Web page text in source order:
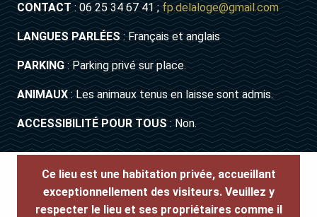
CONTACT: 06 25 34 67 41 ;fp.delaloge@gmail.com
LANGUES PARLÉES: Français et anglais
PARKING: Parking privé sur place.
ANIMAUX: Les animaux tenus en laisse sont admis.
ACCESSIBILITÉ POUR TOUS: Non.
Ce lieu est une habitation privée, accueillant
exceptionnellement des visiteurs. Veuillez y
respecter le lieu et ses propriétaires comme il